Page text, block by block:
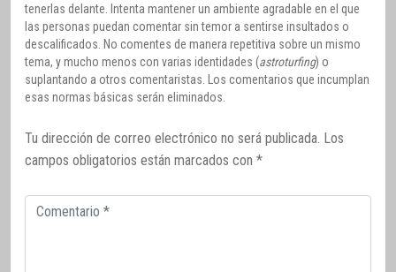
tenerlas delante. Intenta mantener un ambiente agradable en el que
las personas puedan comentar sin temor a sentirse insultados o
descalificados. No comentes de manera repetitiva sobre un mismo
tema, y mucho menos con varias identidades (astroturfing) o
suplantando a otros comentaristas. Los comentarios que incumplan
esas normas básicas serán eliminados.
Tu dirección de correo electrónico no será publicada. Los
campos obligatorios están marcados con *
Comentario